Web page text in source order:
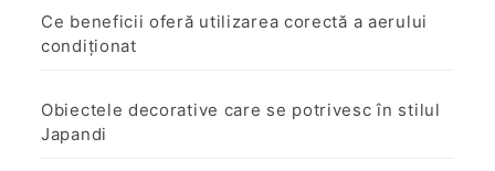
Ce beneficii oferă utilizarea corectă a aerului
condiționat
Obiectele decorative care se potrivesc în stilul
Japandi